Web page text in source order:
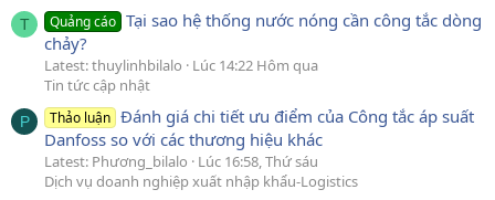
T Quảng cáo Tại sao hệ thống nước nóng cần công tắc dòng
chảy?
Latest: thuylinhbilalo
Lúc 14:22 Hôm qua
Tin tức cập nhật
P Thảo luận Đánh giá chi tiết ưu điểm của Công tắc áp suất
Danfoss so với các thương hiệu khác
Latest: Phương_bilalo
Lúc 16:58, Thứ sáu
Dịch vụ doanh nghiệp xuất nhập khẩu-Logistics